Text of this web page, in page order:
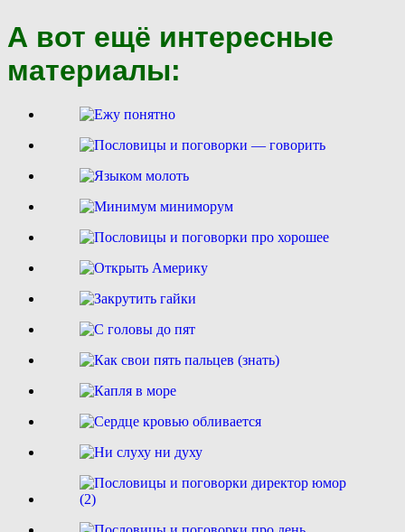
А вот ещё интересные
материалы: